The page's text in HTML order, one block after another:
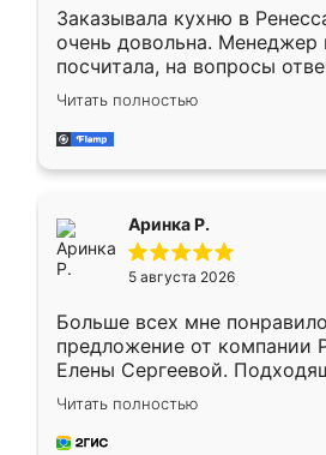
Заказывала кухню в
очень довольна. Менеджер
посчитала, на вопросы
Замерщик приехал в
делу со всей
за день, ребята работали
Читать полностью
Аринка Р.
5 августа 2026
Больше всех мне
предложение от компании
Елены Сергеевой.
короткие сроки
для замера сотрудник
предложил по моему
Читать полностью